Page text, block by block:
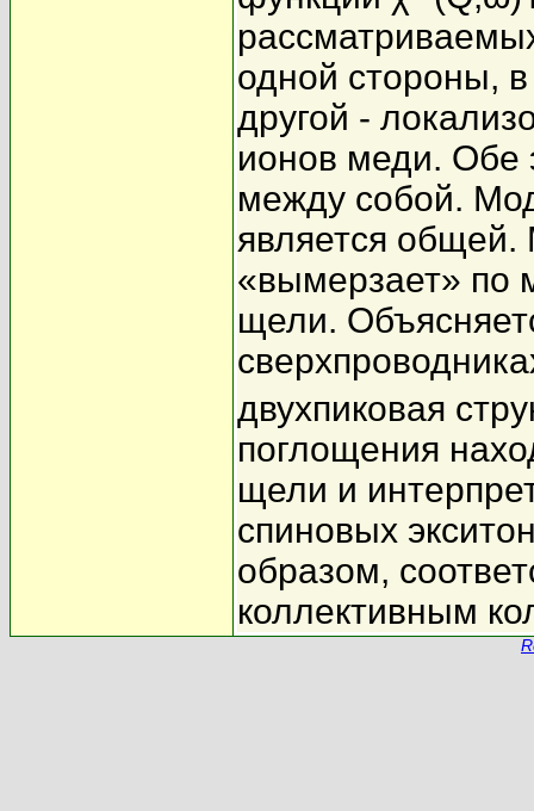
одной стороны,
другой -
ионов меди. Обе
между собой.
является общей.
«вымерзает» по
щели.
двухпиковая
поглощения
щели и
спиновых
образом,
коллективным